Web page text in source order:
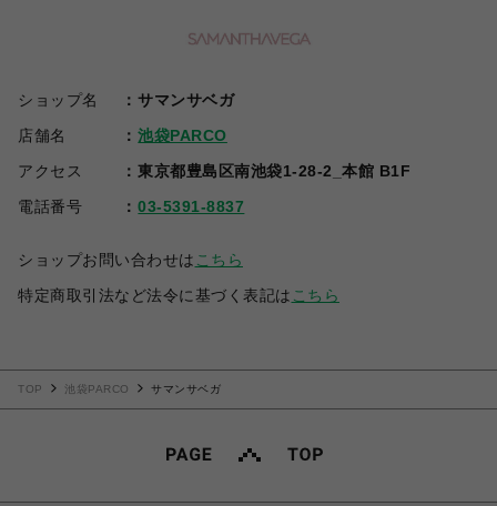
ショップ名
サマンサベガ
店舗名
池袋PARCO
アクセス
東京都豊島区南池袋1-28-2_本館 B1F
電話番号
03-5391-8837
ショップお問い合わせは こちら
特定商取引法など法令に基づく表記は こちら
TOP 池袋PARCO サマンサベガ